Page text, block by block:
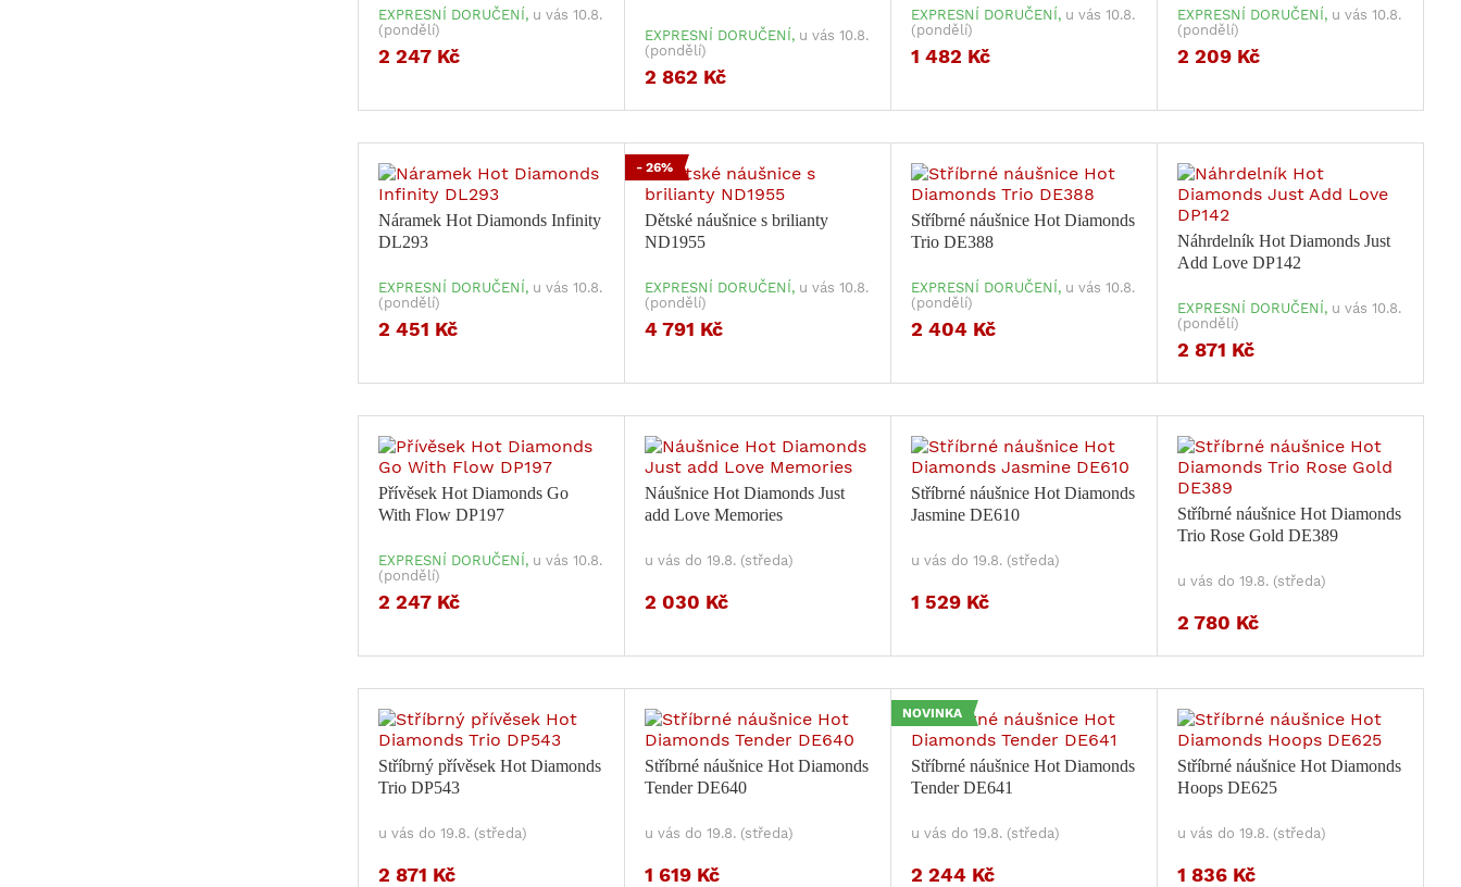
EXPRESNÍ DORUČENÍ, u vás 10.8.
(pondělí)
2 247 Kč
EXPRESNÍ DORUČENÍ, u vás 10.8.
(pondělí)
2 862 Kč
EXPRESNÍ DORUČENÍ, u vás 10.8.
(pondělí)
1 482 Kč
EXPRESNÍ DORUČENÍ, u vás 10.8.
(pondělí)
2 209 Kč
Náramek Hot Diamonds Infinity
DL293
EXPRESNÍ DORUČENÍ, u vás 10.8.
(pondělí)
2 451 Kč
- 26%
Dětské náušnice s brilianty
ND1955
EXPRESNÍ DORUČENÍ, u vás 10.8.
(pondělí)
4 791 Kč
Stříbrné náušnice Hot Diamonds
Trio DE388
EXPRESNÍ DORUČENÍ, u vás 10.8.
(pondělí)
2 404 Kč
Náhrdelník Hot Diamonds Just
Add Love DP142
EXPRESNÍ DORUČENÍ, u vás 10.8.
(pondělí)
2 871 Kč
Přívěsek Hot Diamonds Go
With Flow DP197
EXPRESNÍ DORUČENÍ, u vás 10.8.
(pondělí)
2 247 Kč
Náušnice Hot Diamonds Just
add Love Memories
u vás do 19.8. (středa)
2 030 Kč
Stříbrné náušnice Hot Diamonds
Jasmine DE610
u vás do 19.8. (středa)
1 529 Kč
Stříbrné náušnice Hot Diamonds
Trio Rose Gold DE389
u vás do 19.8. (středa)
2 780 Kč
Stříbrný přívěsek Hot Diamonds
Trio DP543
u vás do 19.8. (středa)
2 871 Kč
Stříbrné náušnice Hot Diamonds
Tender DE640
u vás do 19.8. (středa)
1 619 Kč
NOVINKA
Stříbrné náušnice Hot Diamonds
Tender DE641
u vás do 19.8. (středa)
2 244 Kč
Stříbrné náušnice Hot Diamonds
Hoops DE625
u vás do 19.8. (středa)
1 836 Kč